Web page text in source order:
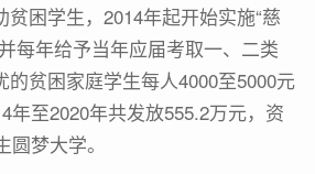
困学生，2014年起开始实施“慈
每年给予当年应届考取一、二类
的贫困家庭学生每人4000至5000元
年至2020年共发放555.2万元，资
梦大学。